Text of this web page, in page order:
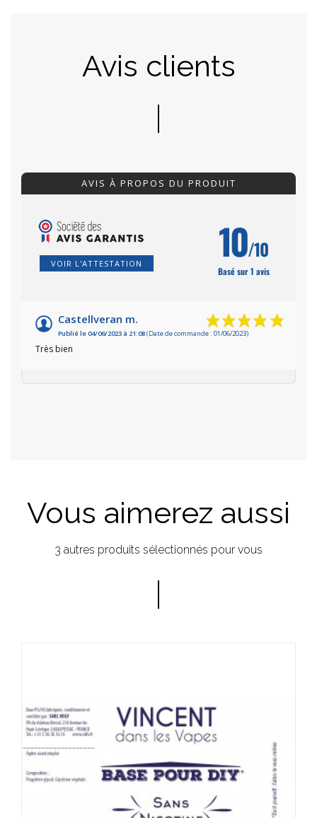
Avis clients
AVIS À PROPOS DU PRODUIT
VOIR L'ATTESTATION 10/10
Basé sur 1 avis
Castellveran m.
Publié le 04/06/2023 à 21:08(Date de commande : 01/06/2023)
Très bien
Vous aimerez aussi
3 autres produits sélectionnés pour vous